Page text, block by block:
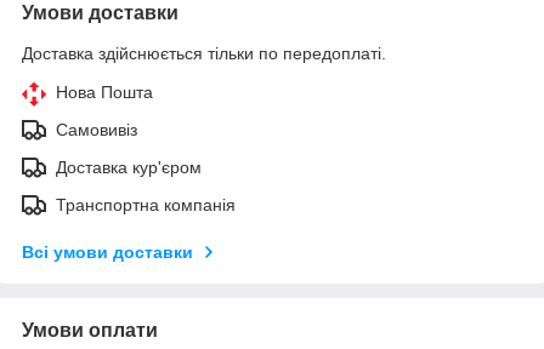
Умови доставки
Доставка здійснюється тільки по передоплаті.
Нова Пошта
Самовивіз
Доставка кур'єром
Транспортна компанія
Всі умови доставки
Умови оплати